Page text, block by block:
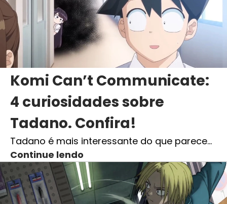
Komi Can’t Communicate:
4 curiosidades sobre
Tadano. Confira!
Tadano é mais interessante do que parece…
Continue lendo